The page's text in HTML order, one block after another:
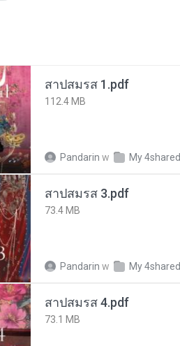
สาปสมรส 1.pdf
112.4 MB
Pandarin w My 4shared
สาปสมรส 3.pdf
73.4 MB
Pandarin w My 4shared
สาปสมรส 4.pdf
73.1 MB